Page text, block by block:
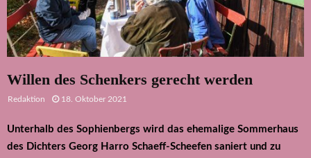
Willen des Schenkers gerecht werden
Redaktion 18. Oktober 2021
Unterhalb des Sophienbergs wird das ehemalige Sommerhaus
des Dichters Georg Harro Schaeff-Scheefen saniert und zu